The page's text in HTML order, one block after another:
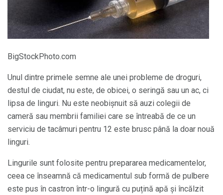
BigStockPhoto.com
Unul dintre primele semne ale unei probleme de droguri,
destul de ciudat, nu este, de obicei, o seringă sau un ac, ci
lipsa de linguri. Nu este neobișnuit să auzi colegii de
cameră sau membrii familiei care se întreabă de ce un
serviciu de tacâmuri pentru 12 este brusc până la doar nouă
linguri.
Lingurile sunt folosite pentru prepararea medicamentelor,
ceea ce înseamnă că medicamentul sub formă de pulbere
este pus în castron într-o lingură cu puțină apă și încălzit